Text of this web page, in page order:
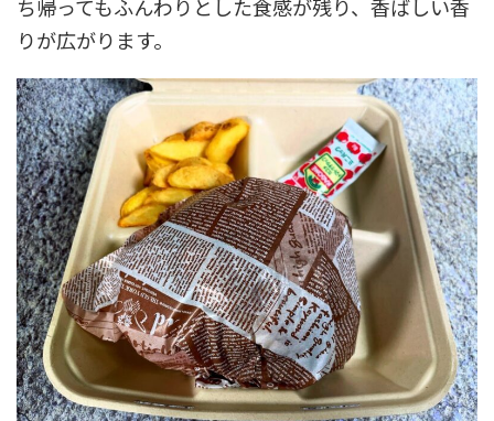
ち帰ってもふんわりとした食感が残り、香ばしい香
りが広がります。